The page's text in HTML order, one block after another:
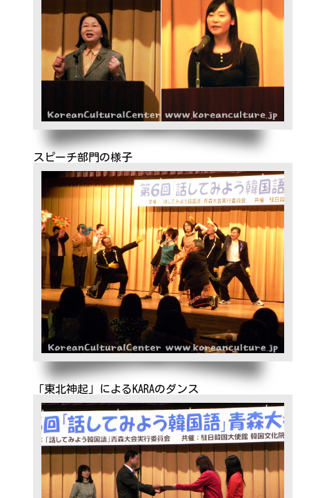
スピーチ部門の様子
「東北神起」によるKARAのダンス